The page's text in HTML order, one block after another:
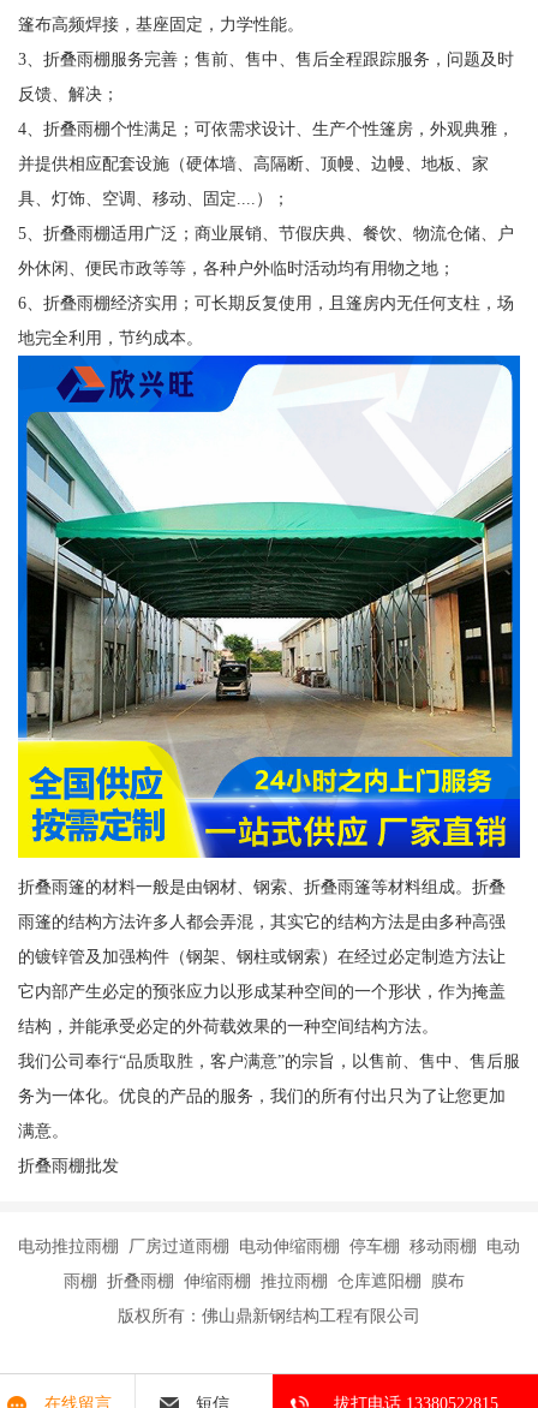
篷布高频焊接，基座固定，力学性能。
3、折叠雨棚服务完善；售前、售中、售后全程跟踪服务，问题及时
反馈、解决；
4、折叠雨棚个性满足；可依需求设计、生产个性篷房，外观典雅，
并提供相应配套设施（硬体墙、高隔断、顶幔、边幔、地板、家
具、灯饰、空调、移动、固定....）；
5、折叠雨棚适用广泛；商业展销、节假庆典、餐饮、物流仓储、户
外休闲、便民市政等等，各种户外临时活动均有用物之地；
6、折叠雨棚经济实用；可长期反复使用，且篷房内无任何支柱，场
地完全利用，节约成本。
折叠雨篷的材料一般是由钢材、钢索、折叠雨篷等材料组成。折叠
雨篷的结构方法许多人都会弄混，其实它的结构方法是由多种高强
的镀锌管及加强构件（钢架、钢柱或钢索）在经过必定制造方法让
它内部产生必定的预张应力以形成某种空间的一个形状，作为掩盖
结构，并能承受必定的外荷载效果的一种空间结构方法。
我们公司奉行“品质取胜，客户满意”的宗旨，以售前、售中、售后服
务为一体化。优良的产品的服务，我们的所有付出只为了让您更加
满意。
折叠雨棚批发
电动推拉雨棚 厂房过道雨棚 电动伸缩雨棚 停车棚 移动雨棚 电动
雨棚 折叠雨棚 伸缩雨棚 推拉雨棚 仓库遮阳棚 膜布
版权所有：佛山鼎新钢结构工程有限公司
在线留言 短信 拔打电话 13380522815